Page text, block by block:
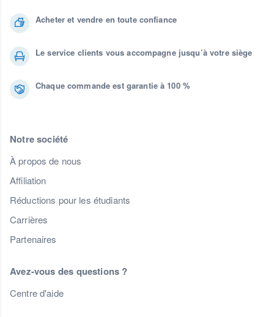
Acheter et vendre en toute confiance
Le service clients vous accompagne jusqu’à votre siège
Chaque commande est garantie à 100 %
Notre société
À propos de nous
Affiliation
Réductions pour les étudiants
Carrières
Partenaires
Avez-vous des questions ?
Centre d'aide